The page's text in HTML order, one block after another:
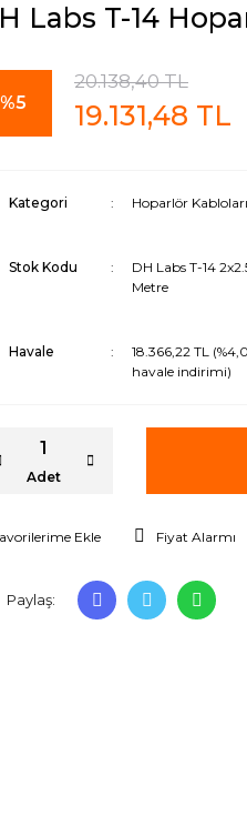
Labs T-14
%5
20.138,40 TL
19.131,48 TL
Kategori Hoparlör Kabloları
Stok Kodu
DH Labs T-14
Metre
Havale
18.366,22 TL
havale indirimi)
Adet
Fiyat Alarmı
Paylaş: